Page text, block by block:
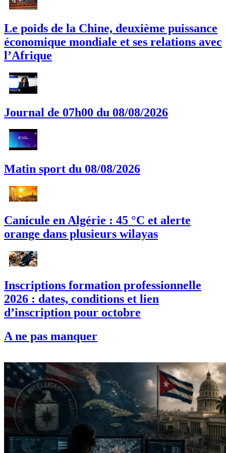
Le poids de la Chine, deuxième puissance
économique mondiale et ses relations avec
l’Afrique
Journal de 07h00 du 08/08/2026
Matin sport du 08/08/2026
Canicule en Algérie : 45 °C et alerte
orange dans plusieurs wilayas
Inscriptions formation professionnelle
2026 : dates, conditions et lien
d’inscription pour octobre
A ne pas manquer